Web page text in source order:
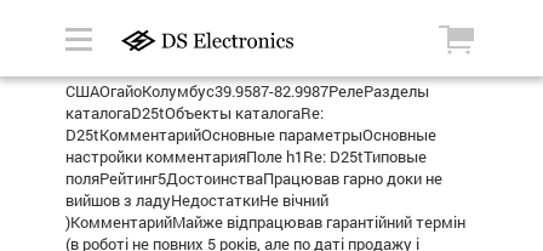
СШАОгайоКолумбус39.9587-82.9987РелеРазделы
каталогаD25tОбъекты каталогаRe:
D25tКомментарийОсновные параметрыОсновные
настройки комментарияПоле h1Re: D25tТиповые
поляРейтинг5ДостоинстваПрацював гарно доки не
вийшов з ладуНедостаткиНе вічний
)КомментарийМайже відпрацював гарантійний термін
(в роботі не повних 5 років, але по даті продажу і